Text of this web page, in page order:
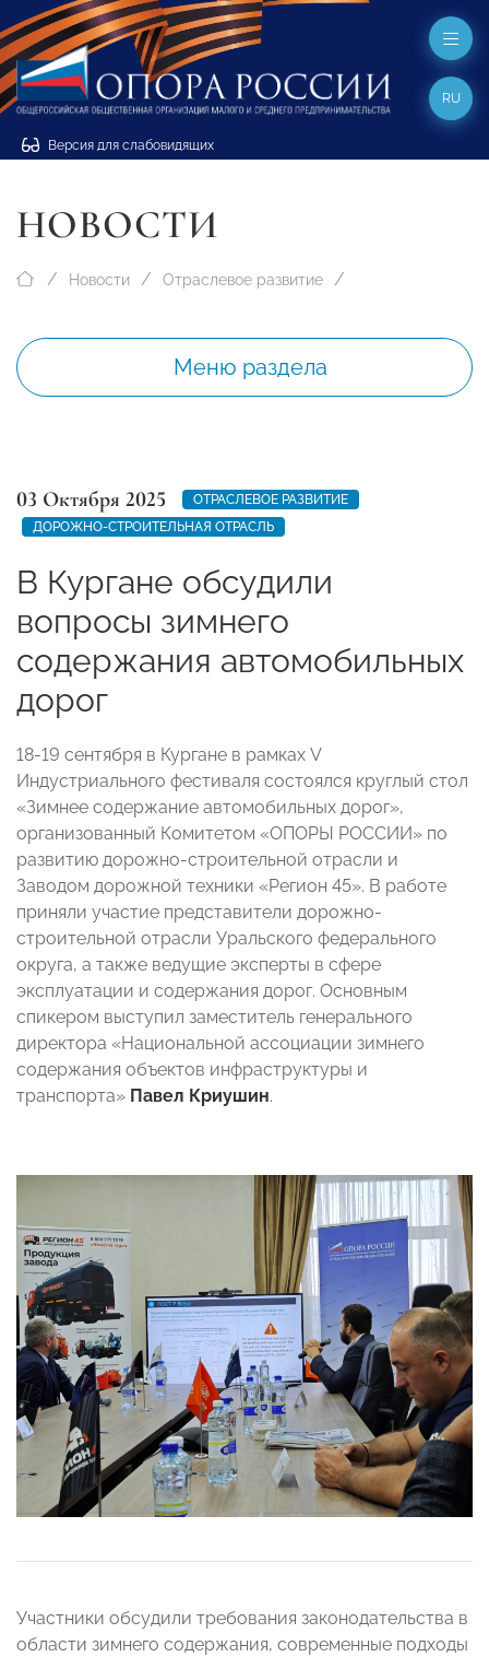
Версия для слабовидящих
RU
НОВОСТИ
Новости Отраслевое развитие
Меню раздела
03 Октября 2025
ОТРАСЛЕВОЕ РАЗВИТИЕ
ДОРОЖНО-СТРОИТЕЛЬНАЯ ОТРАСЛЬ
В Кургане обсудили
вопросы зимнего
содержания автомобильных
дорог
18-19 сентября в Кургане в рамках V
Индустриального фестиваля состоялся круглый стол
«Зимнее содержание автомобильных дорог»,
организованный Комитетом «ОПОРЫ РОССИИ» по
развитию дорожно-строительной отрасли и
Заводом дорожной техники «Регион 45». В работе
приняли участие представители дорожно-
строительной отрасли Уральского федерального
округа, а также ведущие эксперты в сфере
эксплуатации и содержания дорог. Основным
спикером выступил заместитель генерального
директора «Национальной ассоциации зимнего
содержания объектов инфраструктуры и
транспорта» Павел Криушин.
Участники обсудили требования законодательства в
области зимнего содержания, современные подходы